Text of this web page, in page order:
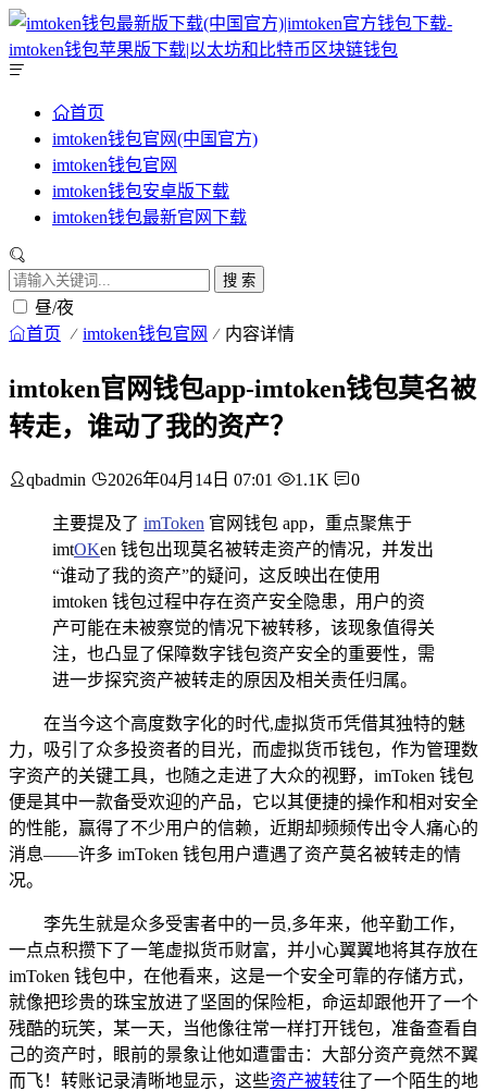
首页
imtoken钱包官网(中国官方)
imtoken钱包官网
imtoken钱包安卓版下载
imtoken钱包最新官网下载
搜 索
昼/夜
首页 imtoken钱包官网 内容详情
imtoken官网钱包app-imtoken钱包莫名被
转走，谁动了我的资产？
qbadmin 2026年04月14日 07:01 1.1K 0
主要提及了 imToken 官网钱包 app，重点聚焦于
imtOKen 钱包出现莫名被转走资产的情况，并发出
“谁动了我的资产”的疑问，这反映出在使用
imtoken 钱包过程中存在资产安全隐患，用户的资
产可能在未被察觉的情况下被转移，该现象值得关
注，也凸显了保障数字钱包资产安全的重要性，需
进一步探究资产被转走的原因及相关责任归属。
在当今这个高度数字化的时代,虚拟货币凭借其独特的魅
力，吸引了众多投资者的目光，而虚拟货币钱包，作为管理数
字资产的关键工具，也随之走进了大众的视野，imToken 钱包
便是其中一款备受欢迎的产品，它以其便捷的操作和相对安全
的性能，赢得了不少用户的信赖，近期却频频传出令人痛心的
消息——许多 imToken 钱包用户遭遇了资产莫名被转走的情
况。
李先生就是众多受害者中的一员,多年来，他辛勤工作，
一点点积攒下了一笔虚拟货币财富，并小心翼翼地将其存放在
imToken 钱包中，在他看来，这是一个安全可靠的存储方式，
就像把珍贵的珠宝放进了坚固的保险柜，命运却跟他开了一个
残酷的玩笑，某一天，当他像往常一样打开钱包，准备查看自
己的资产时，眼前的景象让他如遭雷击：大部分资产竟然不翼
而飞！转账记录清晰地显示，这些资产被转往了一个陌生的地